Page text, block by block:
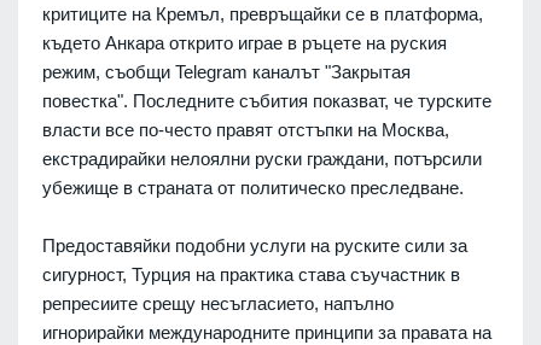
критиците на Кремъл, превръщайки се в платформа,
където Анкара открито играе в ръцете на руския
режим, съобщи Telegram каналът "Закрытая
повестка". Последните събития показват, че турските
власти все по-често правят отстъпки на Москва,
екстрадирайки нелоялни руски граждани, потърсили
убежище в страната от политическо преследване.
Предоставяйки подобни услуги на руските сили за
сигурност, Турция на практика става съучастник в
репресиите срещу несъгласието, напълно
игнорирайки международните принципи за правата на